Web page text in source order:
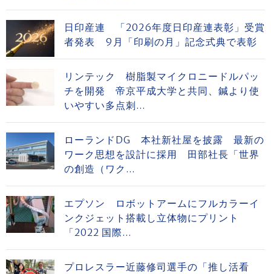
日印産連 「2026年度日印産連表彰」受賞
者発表 9月「印刷の月」記念式典で表彰
リンテック 樹脂製マイクロニードルパッ
チを開発 帝京平成大学と共同、鍼より使
いやすい多点刺...
ローランドDG 本社新社屋を披露 最新の
ワーク思想を設計に採用 田部社長「世界
の創造（ワク...
エプソン ロボットアームにフルカラーイ
ンクジェット搭載し立体物にプリント
「2022 国際...
プロレスラー近藤修司選手の「推し活看